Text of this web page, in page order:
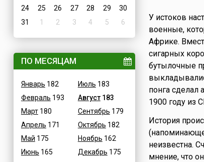
24
25 26 27 28 29
30
31
1 2 3 4 5 6
ПО МЕСЯЦАМ
Январь 182
Февраль 193
Март180
Апрель 171
Май 175
Июнь 165
Июль 183
Август183
Сентябрь 179
Октябрь 182
Ноябрь 162
Декабрь 175
У истоков
военные,
Африке.
сигарных
бутылочные
понга сделал
1900 году из
История
неизвестна.
мнение, что